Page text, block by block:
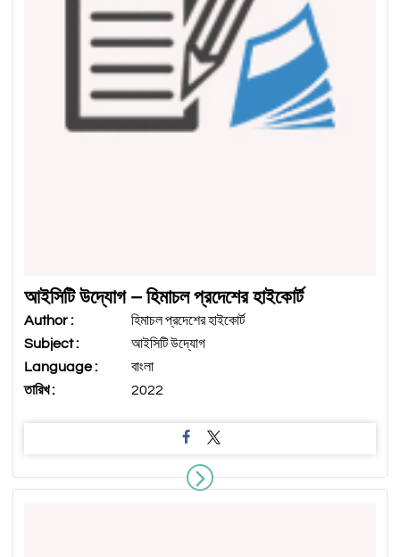
আইসিটি উদ্যোগ – হিমাচল প্রদেশের হাইকোর্ট
Author :
হিমাচল প্রদেশের হাইকোর্ট
Subject :
আইসিটি উদ্যোগ
Language :
বাংলা
তারিখ :
2022